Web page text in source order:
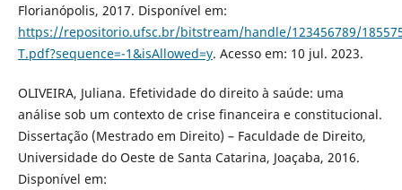
Florianópolis, 2017. Disponível em:
https://repositorio.ufsc.br/bitstream/handle/123456789/
T.pdf?sequence=-1&isAllowed=y. Acesso em: 10 jul. 2023.
OLIVEIRA, Juliana. Efetividade do direito à saúde: uma
análise sob um contexto de crise financeira e constitucional.
Dissertação (Mestrado em Direito) – Faculdade de Direito,
Universidade do Oeste de Santa Catarina, Joaçaba, 2016.
Disponível em: